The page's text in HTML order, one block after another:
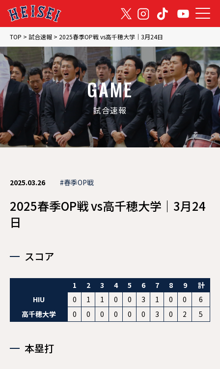
TOP
トップ
NEWS
お知らせ
GAME
試合速報
TEAM
MEMBER
CAREER
卒業生インタビュー
OB・OG
OBクラブ会員の方
TOP > 試合速報 > 2025春季OP戦 vs高千穂大学｜3月24日
GAME
試合速報
2025.03.26 #春季OP戦
2025春季OP戦 vs高千穂大学｜3月24
日
スコア
1 2 3 4 5 6 7 8 9
計
HIU
0 1 1 0 0 3 1 0 0
6
高千穂大学
0 0 0 0 0 0 3 0 2 5
本塁打